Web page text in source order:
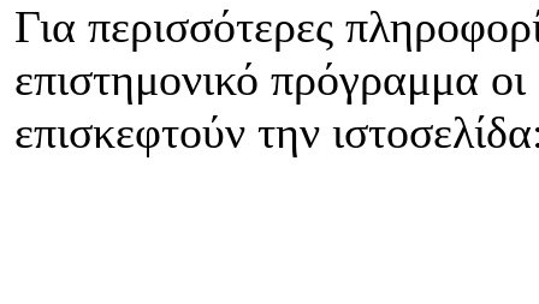
Για περισσότερες
επιστημονικό πρόγραμμα
επισκεφτούν την